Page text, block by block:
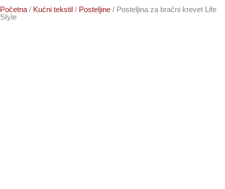
Početna / Kućni tekstil / Posteljine / Posteljina za bračni krevet Life
Style